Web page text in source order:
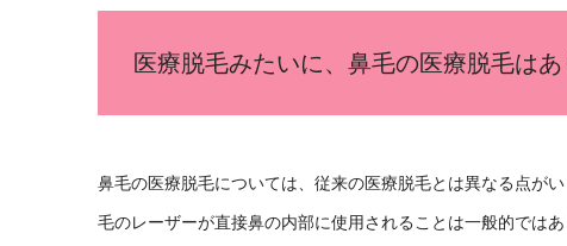
医療脱毛みたいに、鼻毛の医療脱毛はあ
鼻毛の医療脱毛については、従来の医療脱毛とは異なる点が
毛のレーザーが直接鼻の内部に使用されることは一般的では